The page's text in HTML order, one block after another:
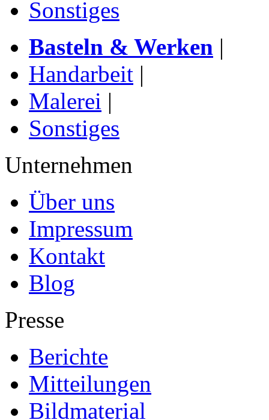
Sonstiges
Basteln & Werken |
Handarbeit |
Malerei |
Sonstiges
Unternehmen
Über uns
Impressum
Kontakt
Blog
Presse
Berichte
Mitteilungen
Bildmaterial